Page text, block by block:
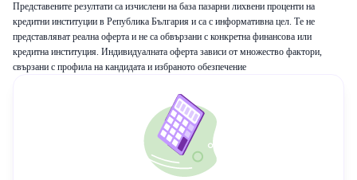
Представените резултати са изчислени на база пазарни лихвени проценти на
кредитни институции в Република България и са с информативна цел. Те не
представляват реална оферта и не са обвързани с конкретна финансова или
кредитна институция. Индивидуалната оферта зависи от множество фактори,
свързани с профила на кандидата и избраното обезпечение